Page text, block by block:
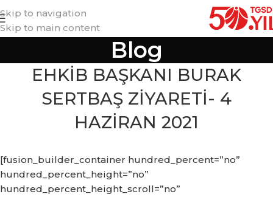
Skip to navigation
Skip to main content
Blog
EHKİB BAŞKANI BURAK
SERTBAŞ ZİYARETİ- 4
HAZİRAN 2021
[fusion_builder_container hundred_percent=”no”
hundred_percent_height=”no”
hundred_percent_height_scroll=”no”